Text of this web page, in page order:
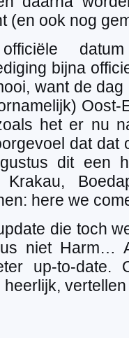
(en ook nog
datum
bijna
want de dag
het er nu
dat
dit een
here we
die toch
niet Harm…
up-to-date.
heerlijk,